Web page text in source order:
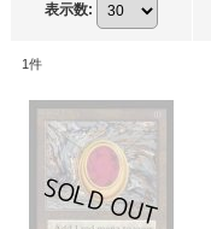
表示数:
1件